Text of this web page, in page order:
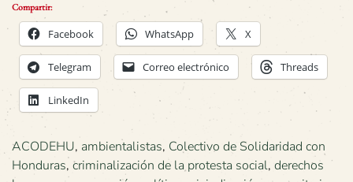
Compartir:
Facebook WhatsApp X
Telegram Correo electrónico Threads
LinkedIn
ACODEHU, ambientalistas, Colectivo de Solidaridad con
Honduras, criminalización de la protesta social, derechos